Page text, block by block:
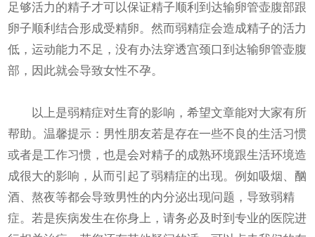
足够活力的精子才可以保证精子顺利到达输卵管壶腹部跟
卵子顺利结合形成受精卵。然而弱精症会造成精子的活力
低，运动能力不足，没有办法穿透宫颈口到达输卵管壶腹
部，因此就会导致女性不孕。
以上是弱精症对生育的影响，希望文章能对大家有所
帮助。温馨提示：男性朋友若是存在一些不良的生活习惯
或者是工作习惯，也是会对精子的成熟环境跟生活环境造
成很大的影响，从而引起了弱精症的出现。例如吸烟、酗
酒、熬夜等都会导致男性的内分泌出现问题，导致弱精
症。若是疾病发生在你身上，请务必及时到专业的医院进